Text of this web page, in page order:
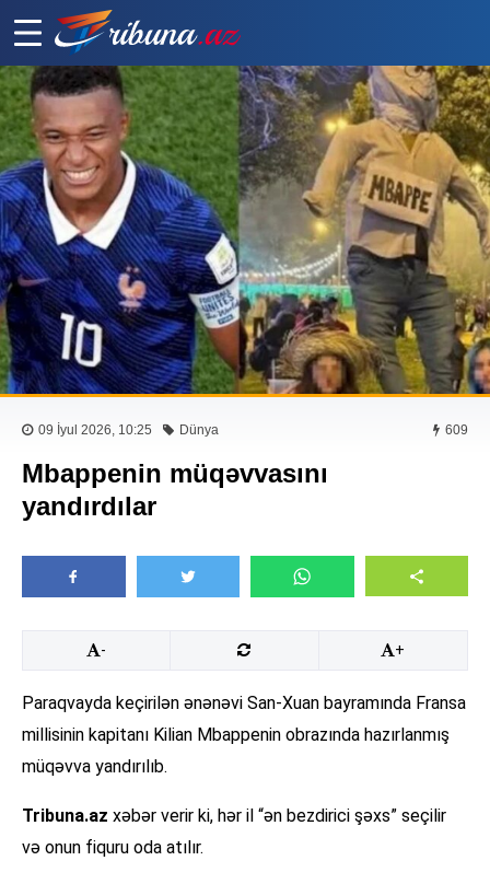
09 İyul 2026, 10:25 Dünya 609
Mbappenin müqəvvasını
yandırdılar
- +
Paraqvayda keçirilən ənənəvi San-Xuan bayramında Fransa
millisinin kapitanı Kilian Mbappenin obrazında hazırlanmış
müqəvva yandırılıb.
Tribuna.az xəbər verir ki, hər il “ən bezdirici şəxs” seçilir
və onun fiquru oda atılır.